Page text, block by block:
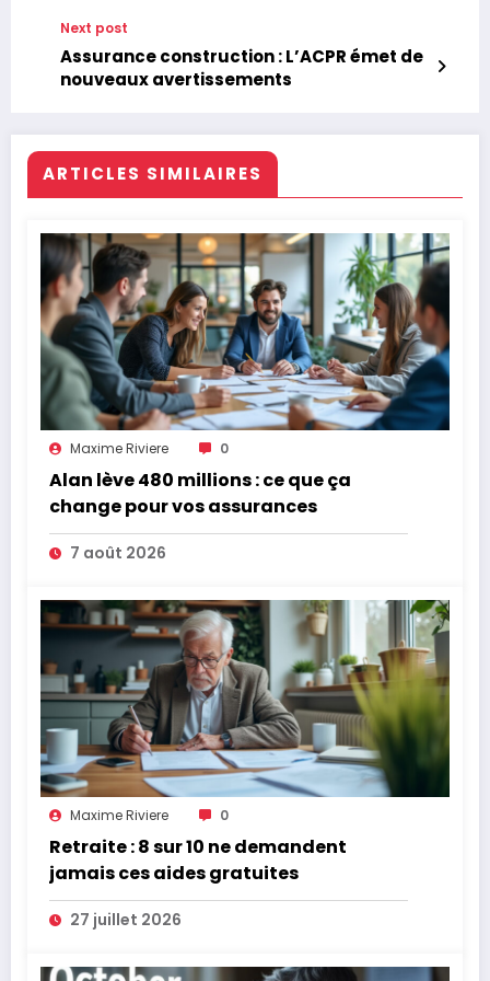
Next post
Assurance construction : L’ACPR émet de
nouveaux avertissements
ARTICLES SIMILAIRES
Maxime Riviere 0
Alan lève 480 millions : ce que ça
change pour vos assurances
7 août 2026
Maxime Riviere 0
Retraite : 8 sur 10 ne demandent
jamais ces aides gratuites
27 juillet 2026